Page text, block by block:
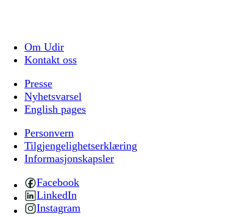
Om Udir
Kontakt oss
Presse
Nyhetsvarsel
English pages
Personvern
Tilgjengelighetserklæring
Informasjonskapsler
Facebook
LinkedIn
Instagram